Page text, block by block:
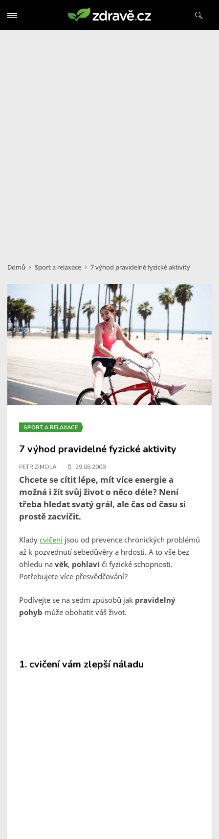
Domů Sport a relaxace 7 výhod pravidelné fyzické aktivity
SPORT A RELAXACE
7 výhod pravidelné fyzické aktivity
PETR ZIMOLA 29.08.2009
Chcete se cítit lépe, mít více energie a
možná i žít svůj život o něco déle? Není
třeba hledat svatý grál, ale čas od času si
prostě zacvičit.
Klady cvičení jsou od prevence chronických problémů
až k pozvednutí sebedůvěry a hrdosti. A to vše bez
ohledu na věk, pohlaví či fyzické schopnosti.
Potřebujete více přesvědčování?
Podívejte se na sedm způsobů jak pravidelný
pohyb může obohatit váš život.
1. cvičení vám zlepší náladu